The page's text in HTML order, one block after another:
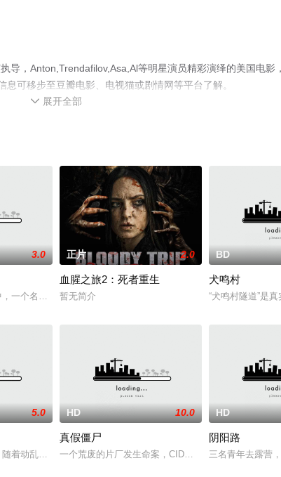
导，Anton,Trendafilov,Asa,Al等明星演员精彩演绎的美国电影
可移步至豆瓣电影、电视猫或剧情网等平台了解。
 展开全部
（佐津川爱美 饰）拜托好友仓桥有里（山本美月 饰）帮忙将结婚
3.0
一个名为“Grimcutty”的恐怖网络表情包在镇上所有的父母中激起了
正片 2.0
血腥之旅2：死者重生
暂无简介
BD
犬鸣村
“犬鸣村隧道”是
就此交错。不论是注定亦或巧合，他们的人生都因这场游戏而改
5.0
着动乱加剧，社会秩序瓦解，一名军官带领手下的一支武装部队
HD 10.0
真假僵尸
一个荒废的片厂发生命案，CID何强带着助手江艳，
HD
阴阳路
三名青年去露营